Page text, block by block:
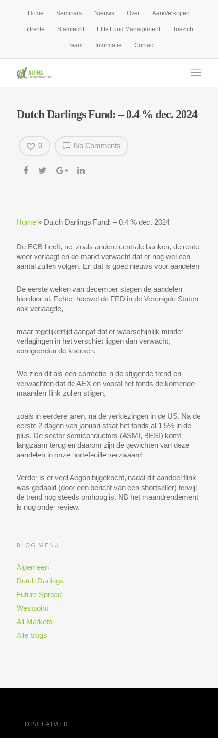
Home Seminars Nieuws Over Aan/Verkopen
Lijfrente Stamrecht Elite Fund Management Toezicht
Team Informatie Contact
Dutch Darlings Fund: – 0.4 % dec. 2024
No Comments
0
Home» Dutch Darlings Fund: – 0.4 % dec. 2024
De ECB heeft, net zoals andere centrale banken, de rente
weer verlaagt en de markt verwacht dat er nog wel een
aantal zullen volgen. En dat is goed nieuws voor aandelen.
De eerste weken van december stegen de aandelen
hierdoor al. Echter hoewel de FED in de Verenigde Staten
ook verlaagde,
maar tegelijkertijd aangaf dat er waarschijnlijk minder
verlagingen in het verschiet liggen dan verwacht,
corrigeerden de koersen.
We zien dit als een correctie in de stijgende trend en
verwachten dat de AEX en vooral het fonds de komende
maanden flink zullen stijgen,
zoals in eerdere jaren, na de verkiezingen in de US. Na de
eerste 2 dagen van januari staat het fonds al 1.5% in de
plus. De sector semiconductors (ASMI, BESI) komt
langzaam terug en daarom zijn de gewichten van deze
aandelen in onze portefeuille verzwaard.
Verder is er veel Aegon bijgekocht, nadat dit aandeel flink
was gedaald (door een bericht van een shortseller) terwijl
de trend nog steeds omhoog is. NB het maandrendement
is nog onder review.
BLOG MENU
Algemeen
Dutch Darlings
Future Spread
Westpoint
All Markets
Alle blogs
DISCLAIMER